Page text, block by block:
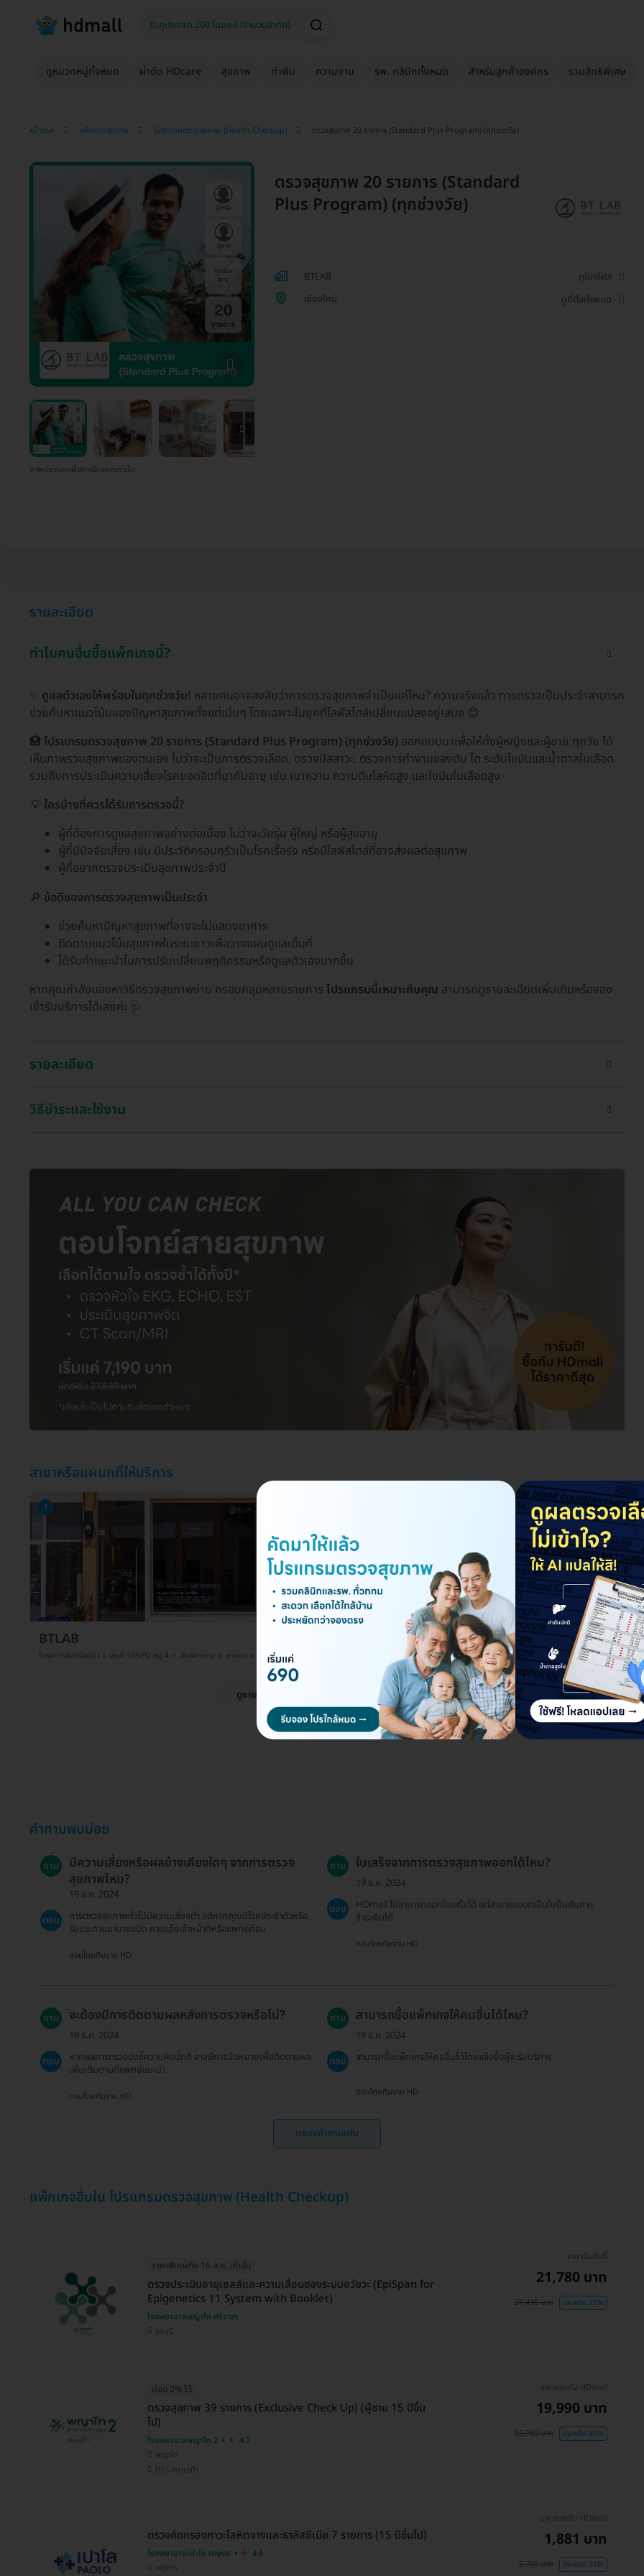
ดูหมวดหมู่ทั้งหมด ผ่าตัด HDcare สุขภาพ ทำฟัน ความงาม รพ. คลินิกทั้งหมด สำหรับลูกค้าองค์กร รวมสิทธิพิเศษ
หน้าแรก แพ็กเกจสุขภาพ โปรแกรมตรวจสุขภาพ (Health Checkup) ตรวจสุขภาพ 20 รายการ (Standard Plus Program) (ทุกช่วงวัย)
ภาพประกอบเพื่อการโฆษณาเท่านั้น
ตรวจสุขภาพ 20 รายการ (Standard
Plus Program) (ทุกช่วงวัย)
BTLAB
ดูโปรไฟล์
เชียงใหม่
ดูที่ตั้งทั้งหมด
รายละเอียด
ทำไมคนอื่นซื้อแพ็กเกจนี้?
ดูแลตัวเองให้พร้อมในทุกช่วงวัย! หลายคนอาจสงสัยว่าการตรวจสุขภาพจำเป็นแค่ไหน? ความจริงแล้ว การตรวจเป็นประจำสามารถ
ช่วยค้นหาแนวโน้มของปัญหาสุขภาพตั้งแต่เนิ่นๆ โดยเฉพาะในยุคที่ไลฟ์สไตล์เปลี่ยนแปลงอยู่เสมอ 😊
🏥 โปรแกรมตรวจสุขภาพ 20 รายการ (Standard Plus Program) (ทุกช่วงวัย) ออกแบบมาเพื่อให้ทั้งผู้หญิงและผู้ชาย ทุกวัย ได้
เห็นภาพรวมสุขภาพของตนเอง ไม่ว่าจะเป็นการตรวจเลือด, ตรวจปัสสาวะ, ตรวจการทำงานของตับ ไต ระดับไขมันและน้ำตาลในเลือด
รวมถึงการประเมินความเสี่ยงโรคยอดฮิตที่มากับอายุ เช่น เบาหวาน ความดันโลหิตสูง และไขมันในเลือดสูง
💡 ใครบ้างที่ควรได้รับการตรวจนี้?
ผู้ที่ต้องการดูแลสุขภาพอย่างต่อเนื่อง ไม่ว่าจะวัยรุ่น ผู้ใหญ่ หรือผู้สูงอายุ
ผู้ที่มีปัจจัยเสี่ยง เช่น มีประวัติครอบครัวเป็นโรคเรื้อรัง หรือมีไลฟ์สไตล์ที่อาจส่งผลต่อสุขภาพ
ผู้ที่อยากตรวจประเมินสุขภาพประจำปี
🔎 ข้อดีของการตรวจสุขภาพเป็นประจำ
ช่วยค้นหาปัญหาสุขภาพที่อาจจะไม่แสดงอาการ
ติดตามแนวโน้มสุขภาพในระยะยาวเพื่อวางแผนดูแลเต็มที่
ได้รับคำแนะนำในการปรับเปลี่ยนพฤติกรรมหรือดูแลตัวเองมากขึ้น
หากคุณกำลังมองหาวิธีตรวจสุขภาพง่าย ครอบคลุมหลายรายการ โปรแกรมนี้เหมาะกับคุณ สามารถดูรายละเอียดเพิ่มเติมหรือจอง
เข้ารับบริการได้เลยค่ะ 🩺
รายละเอียด
วิธีชำระและใช้งาน
สาขาหรือแผนกที่ให้บริการ
1
BTLAB
โครงการสตาร์เอวีนิว 5 เลขที่ 169/92 หมู่ 4 ต. สันผักหวาน อ. หางดง จ. เชียงใหม่ 50230
ดูรายละเอียด
คำถามพบบ่อย
ถาม
มีความเสี่ยงหรือผลข้างเคียงใดๆ จากการตรวจ
สุขภาพไหม?
19 ธ.ค. 2024
ตอบ
การตรวจสุขภาพทั่วไปมีความเสี่ยงต่ำ แต่หากคุณมีโรคประจำตัวหรือ
รับประทานยาบางชนิด ควรแจ้งเจ้าหน้าที่หรือแพทย์ก่อน
ตอบโดยทีมงาน HD
ถาม ใบเสร็จจากการตรวจสุขภาพออกได้ไหม?
19 ธ.ค. 2024
ตอบ
HDmall ไม่สามารถออกใบเสร็จได้ แต่สามารถออกเป็นใบยืนยันการ
ชำระเงินได้
ตอบโดยทีมงาน HD
ถาม จะต้องมีการติดตามผลหลังการตรวจหรือไม่?
19 ธ.ค. 2024
ตอบ
หากผลการตรวจบ่งชี้ความผิดปกติ อาจมีการนัดหมายเพื่อติดตามผล
เพิ่มเติมตามที่แพทย์แนะนำ
ตอบโดยทีมงาน HD
ถาม สามารถซื้อแพ็กเกจให้คนอื่นได้ไหม?
19 ธ.ค. 2024
ตอบ
สามารถซื้อแพ็กเกจให้คนอื่นได้โดยแจ้งชื่อผู้จะรับบริการ
ตอบโดยทีมงาน HD
แสดงคำถามเพิ่ม
แพ็กเกจอื่นใน โปรแกรมตรวจสุขภาพ (Health Checkup)
ราคาพิเศษถึง 16 ส.ค. เท่านั้น
ตรวจประเมินอายุเซลล์และความเสื่อมของระบบอวัยวะ (EpiSpan for
Epigenetics 11 System with Booklet)
โรงพยาบาลพญาไท ศรีราชา
ชลบุรี
ราคาเริ่มต้นที่
21,780 บาท
27,435 บาท ประหยัด 21%
ผ่อน 0% ได้
ตรวจสุขภาพ 39 รายการ (Exclusive Check Up) (ผู้ชาย 15 ปีขึ้น
ไป)
โรงพยาบาลพญาไท 2
4.7
พญาไท
BTS สนามเป้า
ราคาจองกับ HDmall
19,990 บาท
53,760 บาท ประหยัด 60%
ตรวจคัดกรองภาวะโลหิตจางและธาลัสซีเมีย 7 รายการ (15 ปีขึ้นไป)
โรงพยาบาลเปาโล เกษตร
4.6
จตุจักร
ราคาจองกับ HDmall
1,881 บาท
2,708 บาท ประหยัด 31%